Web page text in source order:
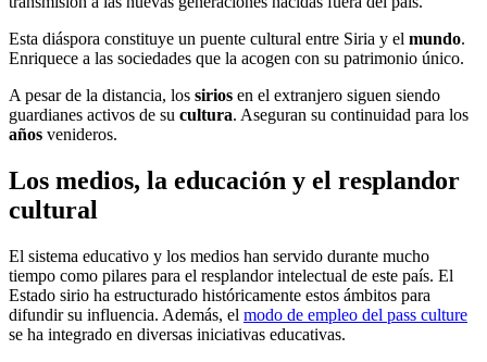
Esta diáspora constituye un puente cultural entre Siria y el mundo.
Enriquece a las sociedades que la acogen con su patrimonio único.
A pesar de la distancia, los sirios en el extranjero siguen siendo
guardianes activos de su cultura. Aseguran su continuidad para los
años venideros.
Los medios, la educación y el resplandor
cultural
El sistema educativo y los medios han servido durante mucho
tiempo como pilares para el resplandor intelectual de este país. El
Estado sirio ha estructurado históricamente estos ámbitos para
difundir su influencia. Además, el modo de empleo del pass culture
se ha integrado en diversas iniciativas educativas.